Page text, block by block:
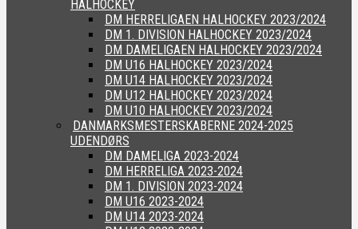
HALHOCKEY
DM HERRELIGAEN HALHOCKEY 2023/2024
DM 1. DIVISION HALHOCKEY 2023/2024
DM DAMELIGAEN HALHOCKEY 2023/2024
DM U16 HALHOCKEY 2023/2024
DM U14 HALHOCKEY 2023/2024
DM U12 HALHOCKEY 2023/2024
DM U10 HALHOCKEY 2023/2024
DANMARKSMESTERSKABERNE 2024-2025
UDENDØRS
DM DAMELIGA 2023-2024
DM HERRELIGA 2023-2024
DM 1. DIVISION 2023-2024
DM U16 2023-2024
DM U14 2023-2024